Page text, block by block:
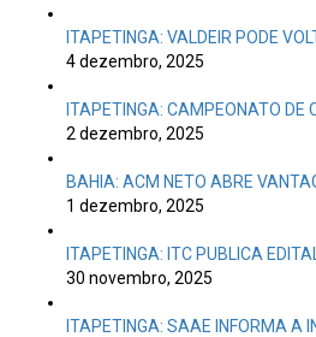
ITAPETINGA: VALDEIR PODE
4 dezembro, 2025
ITAPETINGA: CAMPEONATO DE
2 dezembro, 2025
BAHIA: ACM NETO ABRE
1 dezembro, 2025
ITAPETINGA: ITC PUBLICA
30 novembro, 2025
ITAPETINGA: SAAE INFORMA A